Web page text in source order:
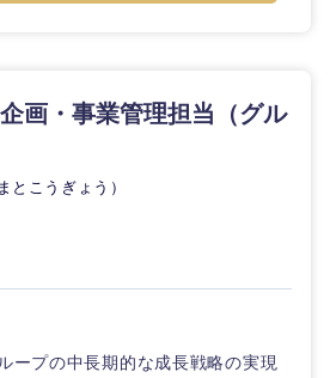
画・事業管理担当（グル
とこうぎょう）
ープの中長期的な成長戦略の実現